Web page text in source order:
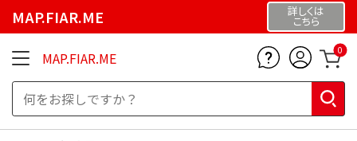
MAP.FIAR.ME 詳しくは
こちら
MAP.FIAR.ME 0